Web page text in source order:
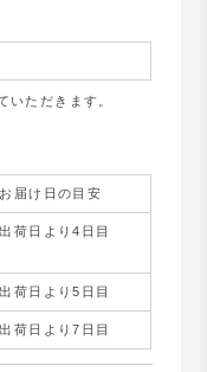
ただきます。
お届け日の目安
出荷日より4日目
出荷日より5日目
出荷日より7日目